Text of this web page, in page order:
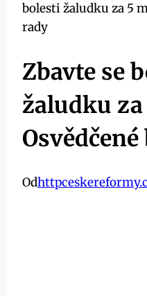
bolesti žaludku za 5
rady
Zbavte se
žaludku
Od